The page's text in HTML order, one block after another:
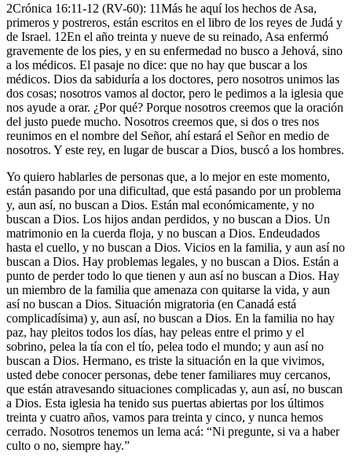
2Crónica 16:11-12 (RV-60): 11Más he aquí los hechos de Asa,
primeros y postreros, están escritos en el libro de los reyes de Judá y
de Israel. 12En el año treinta y nueve de su reinado, Asa enfermó
gravemente de los pies, y en su enfermedad no busco a Jehová, sino
a los médicos. El pasaje no dice: que no hay que buscar a los
médicos. Dios da sabiduría a los doctores, pero nosotros unimos las
dos cosas; nosotros vamos al doctor, pero le pedimos a la iglesia que
nos ayude a orar. ¿Por qué? Porque nosotros creemos que la oración
del justo puede mucho. Nosotros creemos que, si dos o tres nos
reunimos en el nombre del Señor, ahí estará el Señor en medio de
nosotros. Y este rey, en lugar de buscar a Dios, buscó a los hombres.
Yo quiero hablarles de personas que, a lo mejor en este momento,
están pasando por una dificultad, que está pasando por un problema
y, aun así, no buscan a Dios. Están mal económicamente, y no
buscan a Dios. Los hijos andan perdidos, y no buscan a Dios. Un
matrimonio en la cuerda floja, y no buscan a Dios. Endeudados
hasta el cuello, y no buscan a Dios. Vicios en la familia, y aun así no
buscan a Dios. Hay problemas legales, y no buscan a Dios. Están a
punto de perder todo lo que tienen y aun así no buscan a Dios. Hay
un miembro de la familia que amenaza con quitarse la vida, y aun
así no buscan a Dios. Situación migratoria (en Canadá está
complicadísima) y, aun así, no buscan a Dios. En la familia no hay
paz, hay pleitos todos los días, hay peleas entre el primo y el
sobrino, pelea la tía con el tío, pelea todo el mundo; y aun así no
buscan a Dios. Hermano, es triste la situación en la que vivimos,
usted debe conocer personas, debe tener familiares muy cercanos,
que están atravesando situaciones complicadas y, aun así, no buscan
a Dios. Esta iglesia ha tenido sus puertas abiertas por los últimos
treinta y cuatro años, vamos para treinta y cinco, y nunca hemos
cerrado. Nosotros tenemos un lema acá: “Ni pregunte, si va a haber
culto o no, siempre hay.”